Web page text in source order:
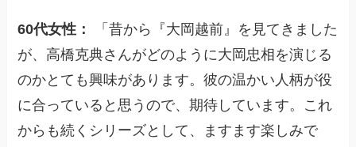
60代女性：
「昔から『大岡越前』を見てきました
が、高橋克典さんがどのように大岡忠相を演じる
のかとても興味があります。彼の温かい人柄が役
に合っていると思うので、期待しています。これ
からも続くシリーズとして、ますます楽しみで